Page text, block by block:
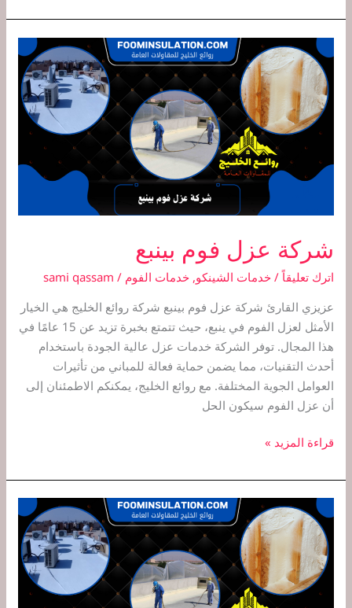
شركة عزل فوم بينبع
اترك تعليقاً /خدمات الشينكو,خدمات الفوم /
sami qassam
عزيزي القارئ شركة عزل فوم بينبع شركة روائع الخليج هي الخيار
الأمثل لعزل الفوم في ينبع، حيث تتمتع بخبرة تزيد عن 15 عامًا في
هذا المجال. توفر الشركة خدمات عزل عالية الجودة باستخدام
أحدث التقنيات، مما يضمن حماية فعالة للمباني من تأثيرات
العوامل الجوية المختلفة. مع روائع الخليج، يمكنكم الاطمئنان إلى
أن عزل الفوم سيكون الحل
شركة
عزل
فوم
بينبع
قراءة المزيد »
شركة
عزل
فوم
بجدة